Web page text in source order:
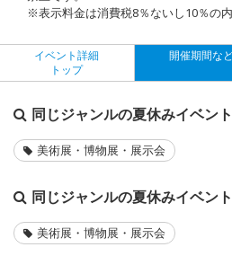
※表示料金は消費税8％ないし10％の内
イベント詳細
トップ
開催期間な
同じジャンルの夏休みイベン
美術展・博物展・展示会
同じジャンルの夏休みイベン
美術展・博物展・展示会